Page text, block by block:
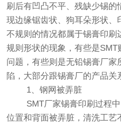
刷后有凹凸不平、残缺少锡的
现边缘锯齿状、狗耳朵形状、
不规则的情况都属于锡膏印刷
规则形状的现象，有些是
问题，有些则是无铅锡膏厂家
陷，大部分跟锡膏厂的产品关
1、钢网被弄脏
SMT厂家锡膏印刷过程中
位置和背面被弄脏，清洗工艺